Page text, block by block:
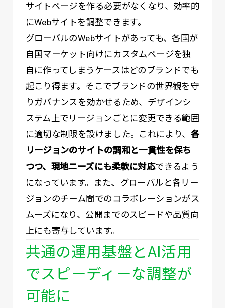
サイトページを作る必要がなくなり、効率的
にWebサイトを調整できます。
グローバルのWebサイトがあっても、各国が
自国マーケット向けにカスタムページを独
自に作ってしまうケースはどのブランドでも
起こり得ます。そこでブランドの世界観を守
りガバナンスを効かせるため、デザインシ
ステム上でリージョンごとに変更できる範囲
に適切な制限を設けました。これにより、 各
リージョンのサイトの調和と一貫性を保ち
つつ、現地ニーズにも柔軟に対応できるよう
になっています。また、グローバルと各リー
ジョンのチーム間でのコラボレーションがス
ムーズになり、公開までのスピードや品質向
上にも寄与しています。
共通の運用基盤とAI活用
でスピーディーな調整が
可能に